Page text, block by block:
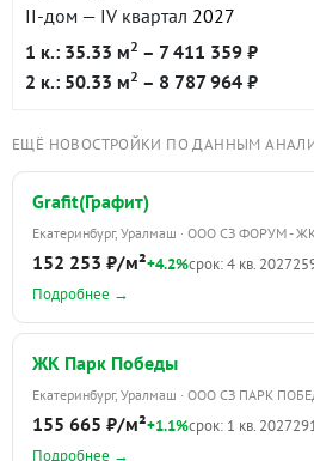
II-дом — IV квартал 2027
1 к.: 35.33 м2 – 7 411 359 ₽
2 к.: 50.33 м2 – 8 787 964 ₽
ЕЩЁ НОВОСТРОЙКИ ПО ДАННЫМ
Grafit(Графит)
Екатеринбург, Уралмаш · ООО СЗ ФОРУМ -
152 253 ₽/м²+4.2%срок: 4 кв. 2027
Подробнее →
ЖК Парк Победы
Екатеринбург, Уралмаш · ООО СЗ ПАРК
155 665 ₽/м²+1.1%срок: 1 кв. 2027
Подробнее →